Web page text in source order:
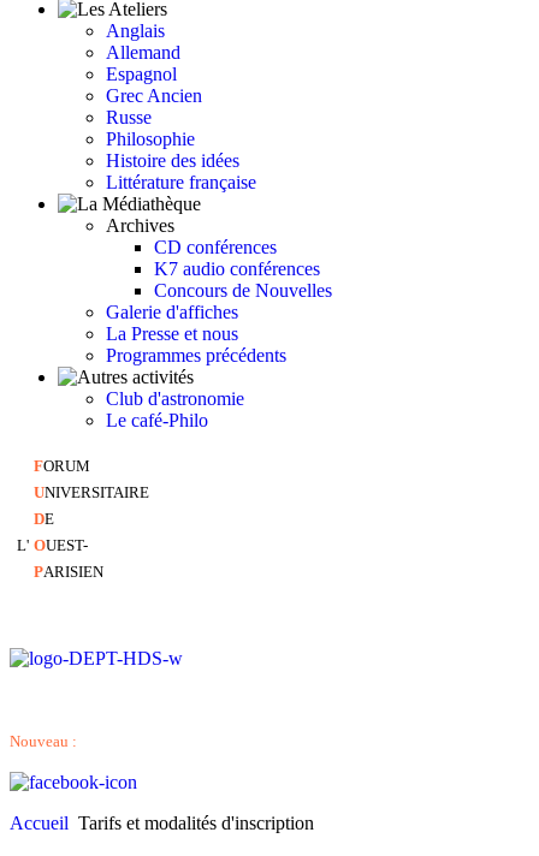
Anglais
Allemand
Espagnol
Grec Ancien
Russe
Philosophie
Histoire des idées
Littérature française
Archives
CD conférences
K7 audio conférences
Concours de Nouvelles
Galerie d'affiches
La Presse et nous
Programmes précédents
Club d'astronomie
Le café-Philo
FORUM
UNIVERSITAIRE
DE
L' OUEST-
PARISIEN
Nouveau :
Accueil Tarifs et modalités d'inscription